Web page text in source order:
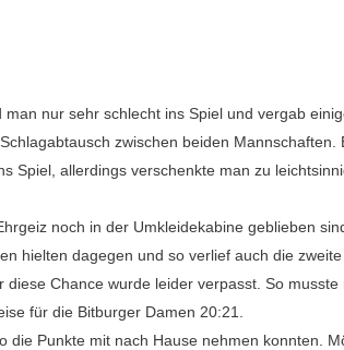
nur sehr schlecht ins Spiel und vergab
zwischen beiden Mannschaften.
Spiel, allerdings verschenkte man zu
noch in der Umkleidekabine geblieben
hielten dagegen und so verlief auch die zweite
Chance wurde leider verpasst. So
für die Bitburger Damen 20:21.
Punkte mit nach Hause nehmen konnten.